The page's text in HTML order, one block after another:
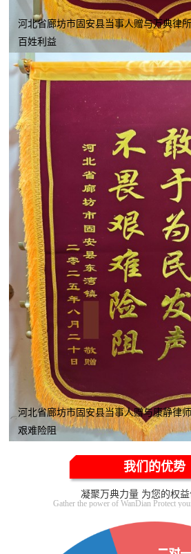
河北省廊坊市固安县当事人赠与万典律
百姓利益
河北省廊坊市固安县当事人赠与康静律
艰难险阻
我们的优势
凝聚万典力量 为您的权
Gather the power of WanDian Protect